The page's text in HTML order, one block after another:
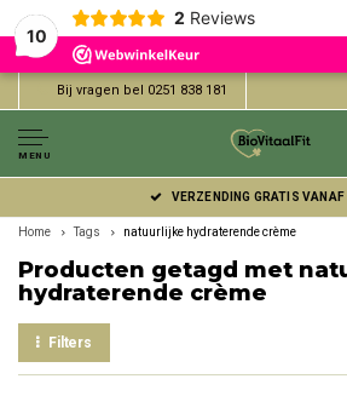
10
2 Reviews
Bij vragen bel 0251 838 181
MENU
VERZENDING GRATIS
Home Tags natuurlijke hydraterende crème
Producten getagd met
hydraterende crème
Filters